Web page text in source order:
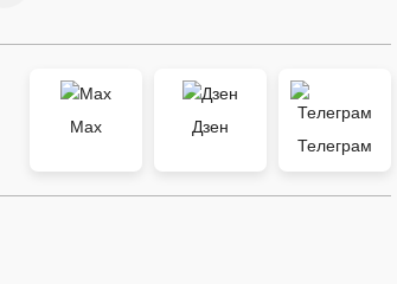
Max
Дзен
Телеграм